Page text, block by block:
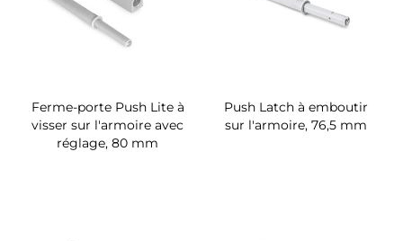
Ferme-porte Push Lite à
visser sur l'armoire avec
réglage, 80 mm
Push Latch à emboutir
sur l'armoire, 76,5 mm